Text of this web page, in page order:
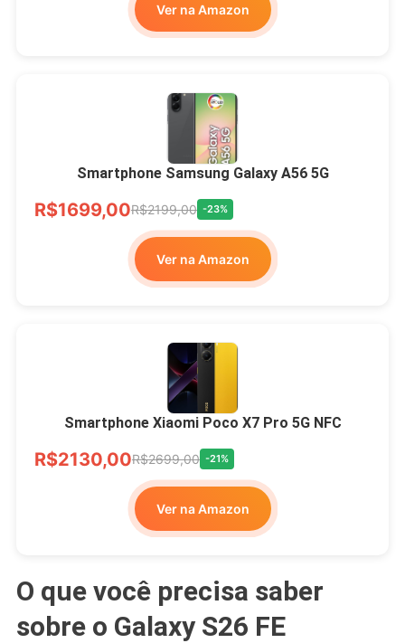
Ver na Amazon
Smartphone Samsung Galaxy A56 5G
R$1699,00R$2199,00 -23%
Ver na Amazon
Smartphone Xiaomi Poco X7 Pro 5G NFC
R$2130,00R$2699,00 -21%
Ver na Amazon
O que você precisa saber
sobre o Galaxy S26 FE